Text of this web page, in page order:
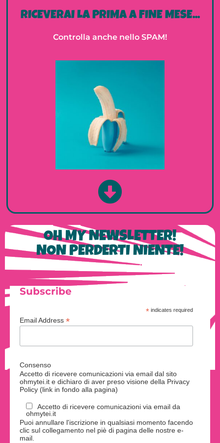
RICEVERAI LA PRIMA A FINE MESE...
Controlla anche nello SPAM!
OH MY NEWSLETTER!
NON PERDERTI NIENTE!
Subscribe
* indicates required
Email Address *
Consenso
Accetto di ricevere comunicazioni via email dal sito
ohmytei.it e dichiaro di aver preso visione della Privacy
Policy (link in fondo alla pagina)
Accetto di ricevere comunicazioni via email da
ohmytei.it
Puoi annullare l'iscrizione in qualsiasi momento facendo
clic sul collegamento nel piè di pagina delle nostre e-
mail.